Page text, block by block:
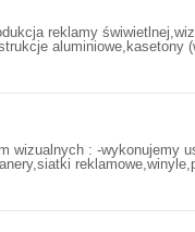
reklamy
aluminiowe,kasetony
wizualnych : -wykonujemy